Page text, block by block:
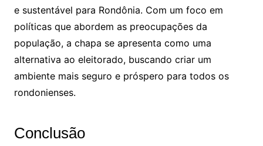
e sustentável para Rondônia. Com um foco em
políticas que abordem as preocupações da
população, a chapa se apresenta como uma
alternativa ao eleitorado, buscando criar um
ambiente mais seguro e próspero para todos os
rondonienses.
Conclusão